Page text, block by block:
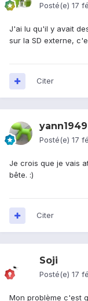
Posté(e) 17
J'ai lu qu'il y avait
sur la SD externe,
Citer
yann1949
Posté(e) 17
Je crois que je vais
bête. :)
Citer
Soji
Posté(e) 17
Mon problème c'est